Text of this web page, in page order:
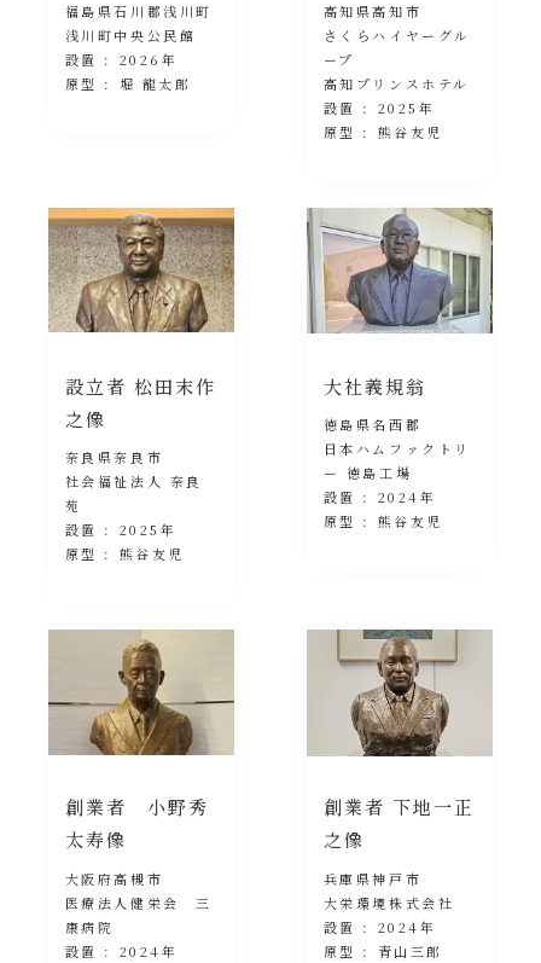
福島県石川郡浅川町
浅川町中央公民館
設置 : 2026年
原型 : 堀 龍太郎
高知県高知市
さくらハイヤーグル
ープ
高知プリンスホテル
設置 : 2025年
原型 : 熊谷友児
設立者 松田末作
之像
奈良県奈良市
社会福祉法人 奈良
苑
設置 : 2025年
原型 : 熊谷友児
大社義規翁
徳島県名西郡
日本ハムファクトリ
ー 徳島工場
設置 : 2024年
原型 : 熊谷友児
創業者 小野秀
太寿像
大阪府高槻市
医療法人健栄会 三
康病院
設置 : 2024年
創業者 下地一正
之像
兵庫県神戸市
大栄環境株式会社
設置 : 2024年
原型 : 青山三郎